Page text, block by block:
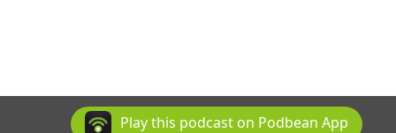
Play this podcast on Podbean App